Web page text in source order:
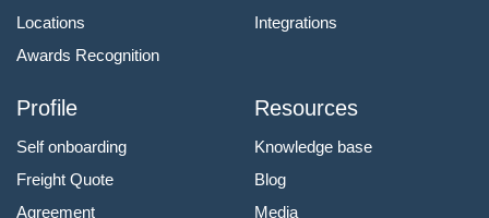
Locations
Awards Recognition
Integrations
Profile
Self onboarding
Freight Quote
Agreement
Resources
Knowledge base
Blog
Media